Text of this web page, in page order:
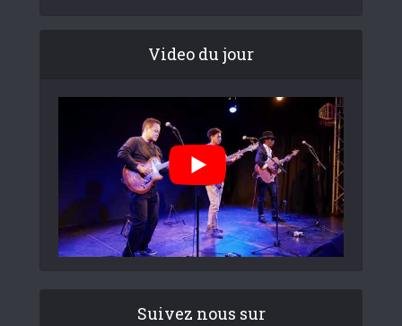
Video du jour
Suivez nous sur